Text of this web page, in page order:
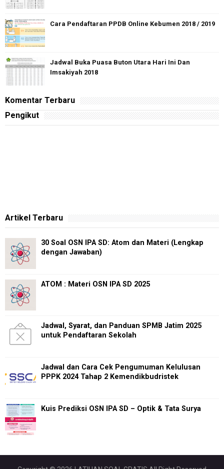
Cara Pendaftaran PPDB Online Kebumen 2018 / 2019
Jadwal Buka Puasa Buton Utara Hari Ini Dan
Imsakiyah 2018
Komentar Terbaru
Pengikut
Artikel Terbaru
30 Soal OSN IPA SD: Atom dan Materi (Lengkap
dengan Jawaban)
ATOM : Materi OSN IPA SD 2025
Jadwal, Syarat, dan Panduan SPMB Jatim 2025
untuk Pendaftaran Sekolah
Jadwal dan Cara Cek Pengumuman Kelulusan
PPPK 2024 Tahap 2 Kemendikbudristek
Kuis Prediksi OSN IPA SD – Optik & Tata Surya